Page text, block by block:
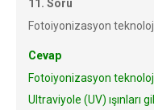
11. Soru
Fotoiyonizasyon
Cevap
Fotoiyonizasyon
Ultraviyole (UV) ışınları